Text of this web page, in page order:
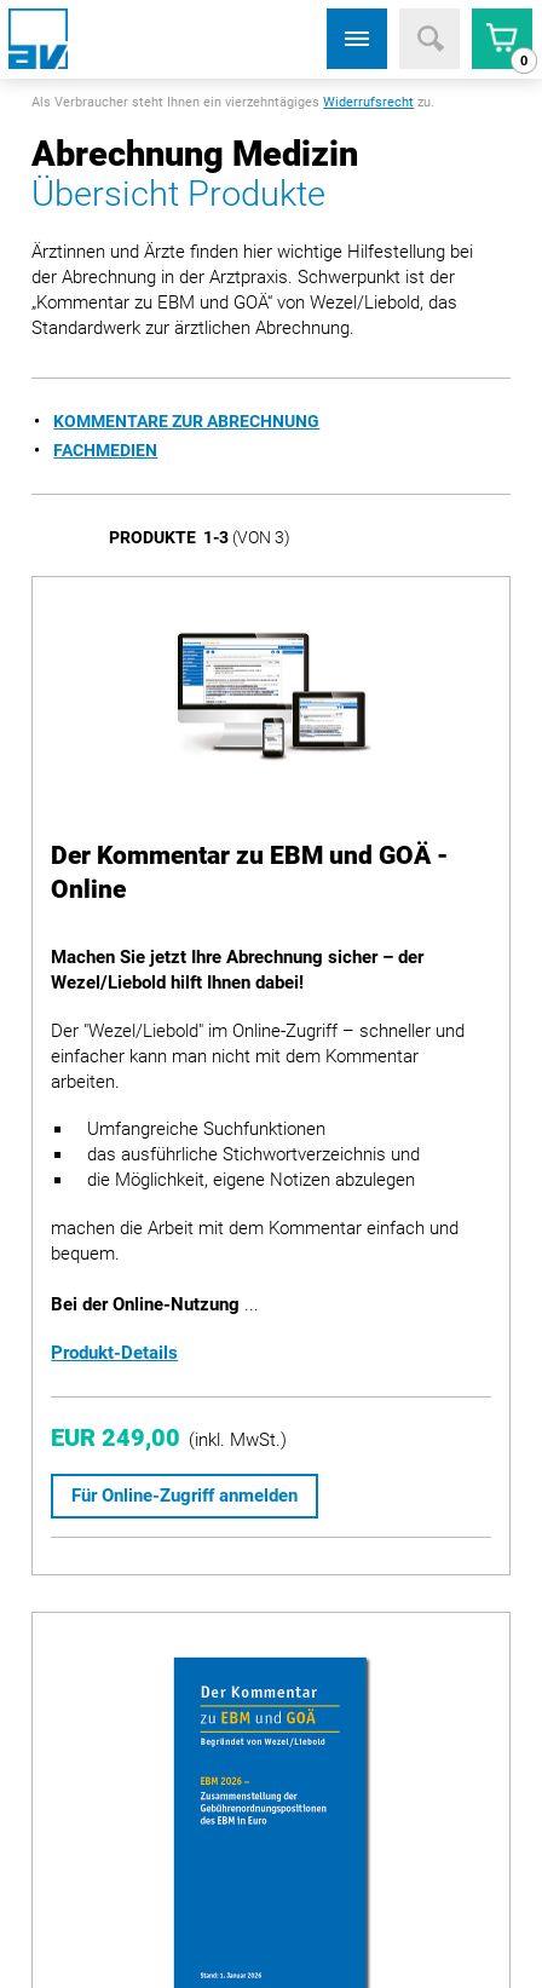
0
Als Verbraucher steht Ihnen ein vierzehntägigesWiderrufsrecht zu.
Abrechnung Medizin
Übersicht Produkte
Ärztinnen und Ärzte finden hier wichtige Hilfestellung bei
der Abrechnung in der Arztpraxis. Schwerpunkt ist der
„Kommentar zu EBM und GOÄ“ von Wezel/Liebold, das
Standardwerk zur ärztlichen Abrechnung.
KOMMENTARE ZUR ABRECHNUNG
FACHMEDIEN
PRODUKTE 1-3(VON 3)
Der Kommentar zu EBM und GOÄ -
Online
Machen Sie jetzt Ihre Abrechnung sicher – der
Wezel/Liebold hilft Ihnen dabei!
Der "Wezel/Liebold" im Online-Zugriff – schneller und
einfacher kann man nicht mit dem Kommentar
arbeiten.
Umfangreiche Suchfunktionen
das ausführliche Stichwortverzeichnis und
die Möglichkeit, eigene Notizen abzulegen
machen die Arbeit mit dem Kommentar einfach und
bequem.
Bei der Online-Nutzung ...
Produkt-Details
EUR 249,00 (inkl. MwSt.)
Für Online-Zugriff anmelden